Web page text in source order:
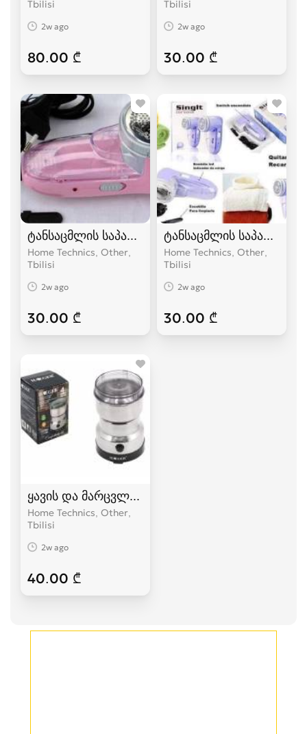
Tbilisi
2w ago
80.00 ₾
Tbilisi
2w ago
30.00 ₾
ტანსაცმლის საპარსი. ასუფთავებს ნებისმიერ
Home Technics, Other
Tbilisi
2w ago
30.00 ₾
ტანსაცმლის საპარსი.
Home Technics, Other
Tbilisi
2w ago
30.00 ₾
ყავის და მარცვლეულის საფქვავი
Home Technics, Other
Tbilisi
2w ago
40.00 ₾